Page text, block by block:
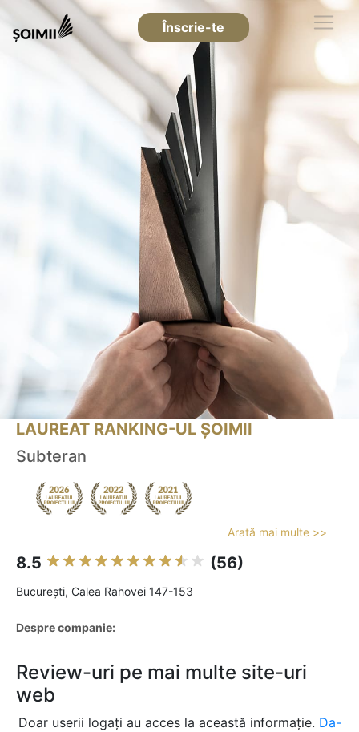
Înscrie-te
LAUREAT RANKING-UL ȘOIMII
Subteran
Arată mai multe >>
8.5 (56)
Bucureşti, Calea Rahovei 147-153
Despre companie:
Review-uri pe mai multe site-uri
web
Doar userii logați au acces la această informație. Da-